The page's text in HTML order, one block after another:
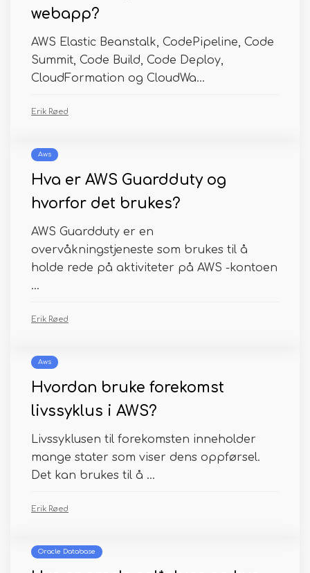
webapp?
AWS Elastic Beanstalk, CodePipeline, Code
Summit, Code Build, Code Deploy,
CloudFormation og CloudWa...
Erik Røed
Aws
Hva er AWS Guardduty og
hvorfor det brukes?
AWS Guardduty er en
overvåkningstjeneste som brukes til å
holde rede på aktiviteter på AWS -kontoen
...
Erik Røed
Aws
Hvordan bruke forekomst
livssyklus i AWS?
Livssyklusen til forekomsten inneholder
mange stater som viser dens oppførsel.
Det kan brukes til å ...
Erik Røed
Oracle Database